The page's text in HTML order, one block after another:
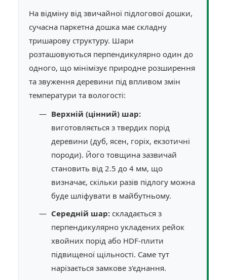
На відміну від звичайної підлогової дошки,
сучасна паркетна дошка має складну
тришарову структуру. Шари
розташовуються перпендикулярно один до
одного, що мінімізує природне розширення
та звуження деревини під впливом змін
температури та вологості:
Верхній (цінний) шар:
виготовляється з твердих порід
деревини (дуб, ясен, горіх, екзотичні
породи). Його товщина зазвичай
становить від 2.5 до 4 мм, що
визначає, скільки разів підлогу можна
буде шліфувати в майбутньому.
Середній шар: складається з
перпендикулярно укладених рейок
хвойних порід або HDF-плити
підвищеної щільності. Саме тут
нарізається замкове з'єднання.